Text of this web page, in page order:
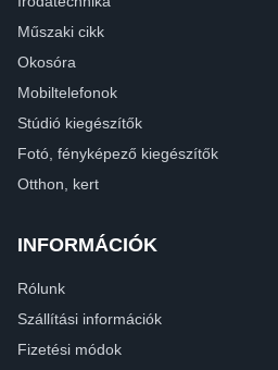
Műszaki cikk
Okosóra
Mobiltelefonok
Stúdió kiegészítők
Fotó, fényképező kiegészítők
Otthon, kert
INFORMÁCIÓK
Rólunk
Szállítási információk
Fizetési módok